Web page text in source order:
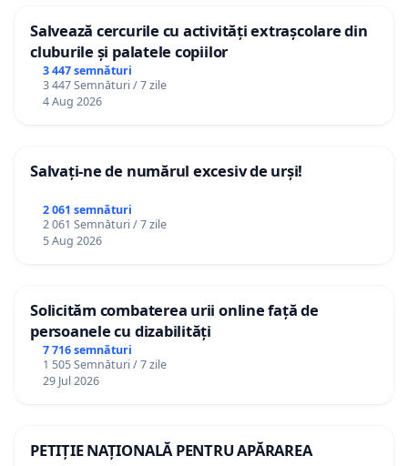
Salvează cercurile cu activități extrașcolare din
cluburile și palatele copiilor
3 447 semnături
3 447 Semnături / 7 zile
4 Aug 2026
Salvați-ne de numărul excesiv de urși!
2 061 semnături
2 061 Semnături / 7 zile
5 Aug 2026
Solicităm combaterea urii online față de
persoanele cu dizabilități
7 716 semnături
1 505 Semnături / 7 zile
29 Jul 2026
PETIȚIE NAȚIONALĂ PENTRU APĂRAREA